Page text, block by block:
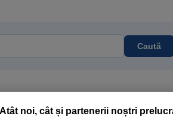
Caută
Atât noi, cât și partenerii noștri